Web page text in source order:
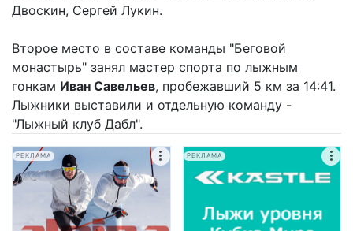
Двоскин, Сергей Лукин.
Второе место в составе команды "Беговой
монастырь" занял мастер спорта по лыжным
гонкам Иван Савельев, пробежавший 5 км за 14:41.
Лыжники выставили и отдельную команду -
"Лыжный клуб Дабл".
РЕКЛАМА РЕКЛАМА